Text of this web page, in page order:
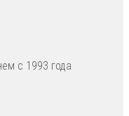
с 1993 года